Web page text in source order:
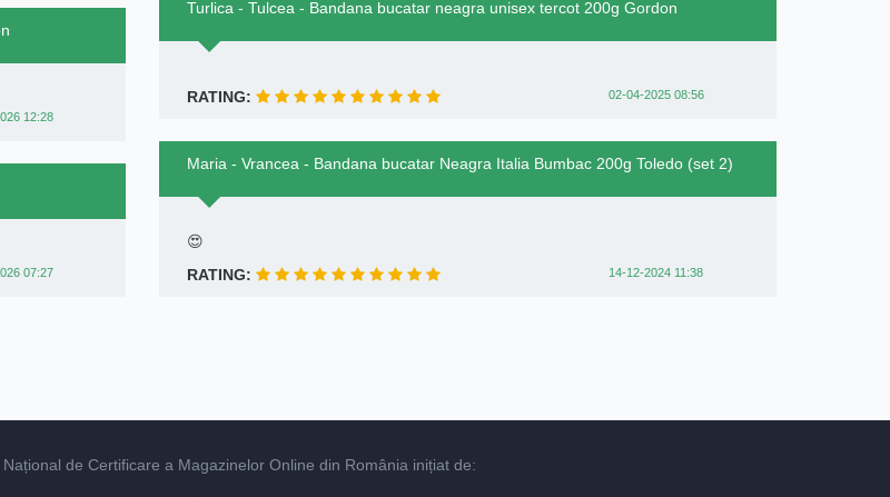
12:28
07:27
Turlica - Tulcea - Bandana bucatar neagra unisex tercot 200g Gordon
RATING: 02-04-2025 08:56
Maria - Vrancea - Bandana bucatar Neagra Italia Bumbac 200g Toledo (set 2)
😍
RATING:
14-12-2024 11:38
de Certificare a Magazinelor Online din România inițiat de: